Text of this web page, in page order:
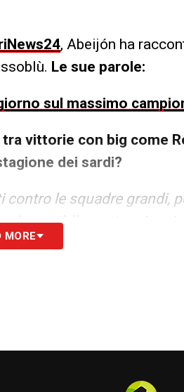
, Abeijón ha
Le sue parole:
sul massimo
vittorie con big come
dei sardi?
contro le squadre grandi,
è l’aspetto
sono soddisfatto per
Club Atlético Cerro e
MORE